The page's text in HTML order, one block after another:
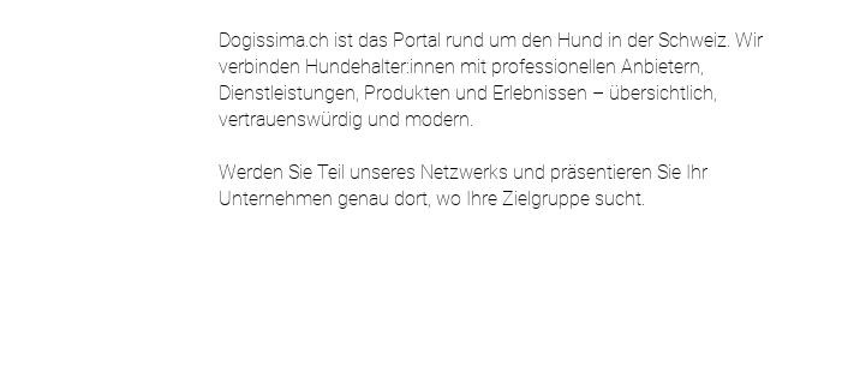
Dogissima.ch ist das Portal rund um den Hund in der Schweiz. Wir
verbinden Hundehalter:innen mit professionellen Anbietern,
Dienstleistungen, Produkten und Erlebnissen – übersichtlich,
vertrauenswürdig und modern.
Werden Sie Teil unseres Netzwerks und präsentieren Sie Ihr
Unternehmen genau dort, wo Ihre Zielgruppe sucht.